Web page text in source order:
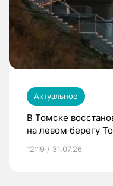
Актуальное
В Томске
на левом берегу
12:19 / 31.07.26